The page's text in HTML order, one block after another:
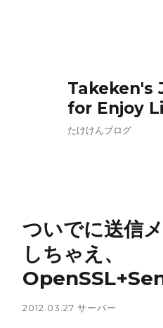
Takeken's
for Enjoy
たけけんブログ
ついでに送信
しちゃえ、
2012.03.27 サーバー